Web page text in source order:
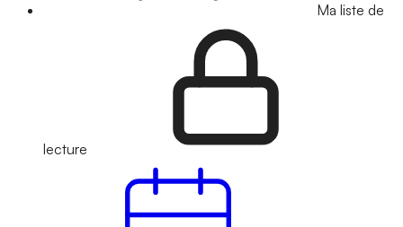
Ma liste de
lecture